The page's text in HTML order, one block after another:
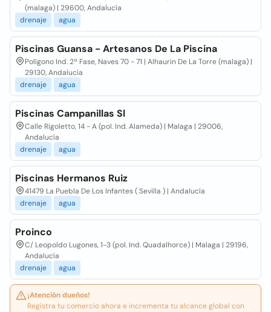
(malaga) | 29600, Andalucía
drenaje
agua
Piscinas Guansa - Artesanos De La Piscina
Polígono Ind. 2ª Fase, Naves 70 - 71 | Alhaurin De La Torre (malaga) |
29130, Andalucía
drenaje
agua
Piscinas Campanillas Sl
Calle Rigoletto, 14 - A (pol. Ind. Alameda) | Malaga | 29006,
Andalucía
drenaje
agua
Piscinas Hermanos Ruiz
41479 La Puebla De Los Infantes ( Sevilla ) | Andalucía
drenaje
agua
Proinco
C/ Leopoldo Lugones, 1-3 (pol. Ind. Quadalhorce) | Malaga | 29196,
Andalucía
drenaje
agua
¡Atención dueños!
Registra tu comercio ahora e incrementa tu alcance global con